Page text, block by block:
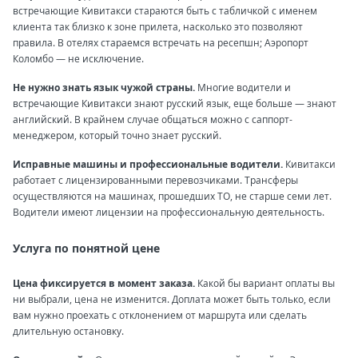
встречающие Кивитакси стараются быть с табличкой с именем
клиента так близко к зоне прилета, насколько это позволяют
правила. В отелях стараемся встречать на ресепшн; Аэропорт
Коломбо — не исключение.
Не нужно знать язык чужой страны. Многие водители и
встречающие Кивитакси знают русский язык, еще больше — знают
английский. В крайнем случае общаться можно с саппорт-
менеджером, который точно знает русский.
Исправные машины и профессиональные водители. Кивитакси
работает с лицензированными перевозчиками. Трансферы
осуществляются на машинах, прошедших ТО, не старше семи лет.
Водители имеют лицензии на профессиональную деятельность.
Услуга по понятной цене
Цена фиксируется в момент заказа. Какой бы вариант оплаты вы
ни выбрали, цена не изменится. Доплата может быть только, если
вам нужно проехать с отклонением от маршрута или сделать
длительную остановку.